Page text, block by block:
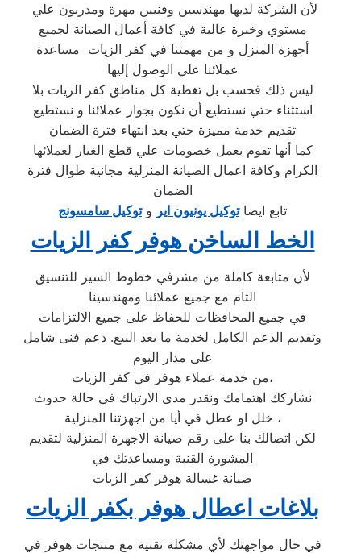
مستوي وخبرة عالية في كافة أعمال الصيانة لجميع
أجهزة المنزل و من مهمتنا في كفر الزيات مساعدة
عملائنا علي الوصول إليها
ليس ذلك فحسب بل تغطية كل مناطق كفر الزيات بلا
استثناء حتي نستطيع أن نكون بجوار عملائنا و نستطيع
تقديم خدمة مميزة حتي بعد انتهاء فترة الضمان
كما أنها تقوم بعمل خصومات علي قطع الغيار لعملائها
الكرام وكافة اعمال الصيانة المنزلية مجانية طوال فترة
الضمان
تابع ايضاتوكيل يونيون اير وتوكيل سامسونج
الخط الساخن هوفر كفر الزيات
لأن متابعة كاملة من مشرفي خطوط السير للتنسيق
التام مع جميع عملائنا ومهندسينا
في جميع المحافظات للحفاظ على جميع الالتزامات
وتقديم الدعم الكامل لخدمة ما بعد البيع. دعم فنى شامل
على مدار اليوم
من خدمة عملاء هوفر في كفر الزيات،
نشاركك اهتمامك ونقدر مدى الارتباك في حالة حدوث
خلل او عطل في أيا من اجهزتنا المنزلية ،
لكن اتصالك بنا على رقم صيانة الاجهزة المنزلية لتقديم
المشورة القنية ومساعدتك في
صيانة غسالة هوفر كفر الزيات
بلاغات اعطال هوفر بكفر الزيات
في حال مواجهتك لأي مشكلة تقنية مع منتجات هوفر في